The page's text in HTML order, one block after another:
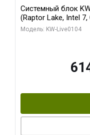
Системный блок
(Raptor Lake, Intel
модуля)/ Afox
Модель: KW-Live0104